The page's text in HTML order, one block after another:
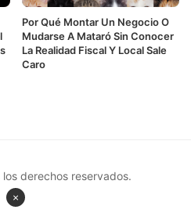
Por Qué Montar Un Negocio O
Mudarse A Mataró Sin Conocer
La Realidad Fiscal Y Local Sale
Caro
×
derechos reservados.